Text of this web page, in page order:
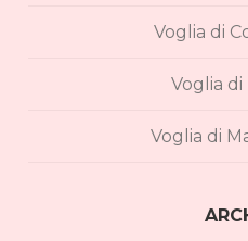
Voglia di
Voglia
Voglia di